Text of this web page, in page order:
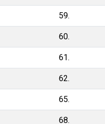
59.
60.
61.
62.
65.
68.